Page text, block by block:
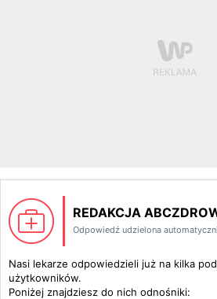
REDAKCJA
Odpowiedź udzielona
Nasi lekarze odpowiedzieli już na kilka
użytkowników.
Poniżej znajdziesz do nich odnośniki: